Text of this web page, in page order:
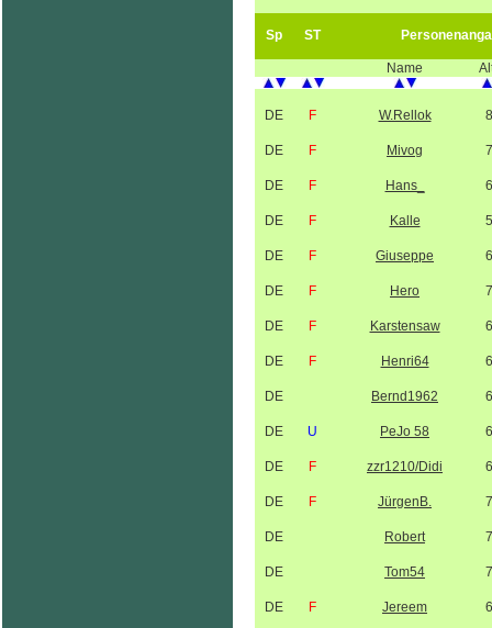
Sp ST
Name
DE F W.Rellok
DE F Mivog
DE F Hans_
DE F Kalle
DE F Giuseppe
DE F Hero
DE F Karstensaw
DE F Henri64
DE Bernd1962
DE U PeJo 58
DE F zzr1210/Didi
DE F JürgenB.
DE Robert
DE Tom54
DE F Jereem